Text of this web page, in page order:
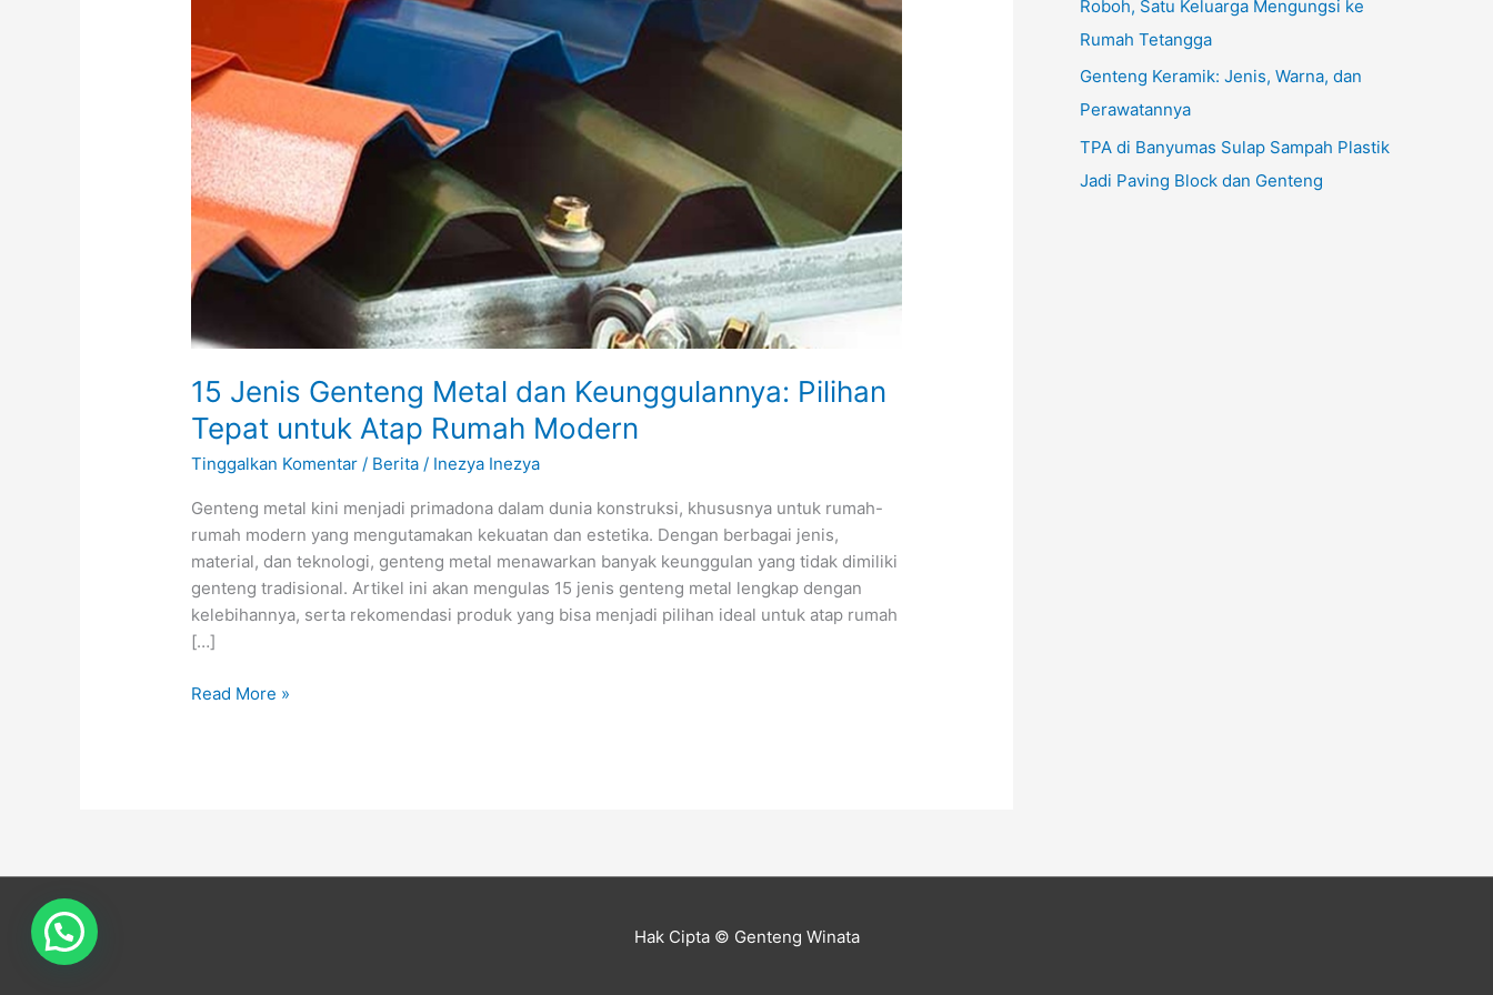
15 Jenis Genteng Metal dan Keunggulannya: Pilihan
Tepat untuk Atap Rumah Modern
Tinggalkan Komentar / Berita / Inezya Inezya
Genteng metal kini menjadi primadona dalam dunia konstruksi, khususnya untuk rumah-
rumah modern yang mengutamakan kekuatan dan estetika. Dengan berbagai jenis,
material, dan teknologi, genteng metal menawarkan banyak keunggulan yang tidak dimiliki
genteng tradisional. Artikel ini akan mengulas 15 jenis genteng metal lengkap dengan
kelebihannya, serta rekomendasi produk yang bisa menjadi pilihan ideal untuk atap rumah
[…]
Pilihan
Tepat
untuk
Atap
Rumah
Modern
Read More »
Roboh, Satu Keluarga Mengungsi ke
Rumah Tetangga
Genteng Keramik: Jenis, Warna, dan
Perawatannya
TPA di Banyumas Sulap Sampah Plastik
Jadi Paving Block dan Genteng
Hak Cipta © Genteng Winata